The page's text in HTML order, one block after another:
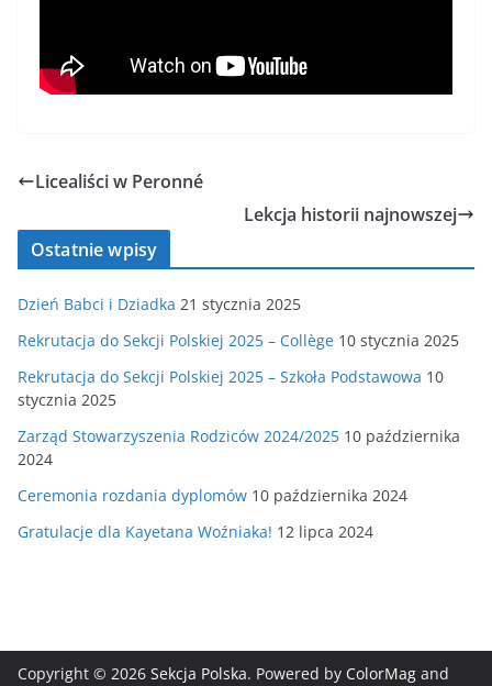
Licealiści w Peronné
Lekcja historii najnowszej
Ostatnie wpisy
Dzień Babci i Dziadka 21 stycznia 2025
Rekrutacja do Sekcji Polskiej 2025 – Collège 10 stycznia 2025
Rekrutacja do Sekcji Polskiej 2025 – Szkoła Podstawowa 10
stycznia 2025
Zarząd Stowarzyszenia Rodziców 2024/2025 10 października
2024
Ceremonia rozdania dyplomów 10 października 2024
Gratulacje dla Kayetana Woźniaka! 12 lipca 2024
Copyright © 2026 Sekcja Polska. Powered by ColorMag and